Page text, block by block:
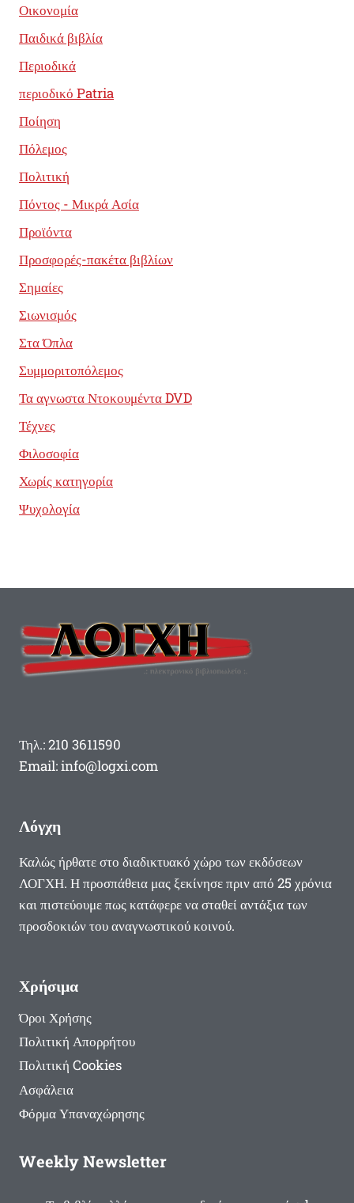
Οικονομία
Παιδικά βιβλία
Περιοδικά
περιοδικό Patria
Ποίηση
Πόλεμος
Πολιτική
Πόντος - Μικρά Ασία
Προϊόντα
Προσφορές-πακέτα βιβλίων
Σημαίες
Σιωνισμός
Στα Όπλα
Συμμοριτοπόλεμος
Τα αγνωστα Ντοκουμέντα DVD
Τέχνες
Φιλοσοφία
Χωρίς κατηγορία
Ψυχολογία
Τηλ.: 210 3611590
Email: info@logxi.com
Λόγχη
Καλώς ήρθατε στο διαδικτυακό χώρο των εκδόσεων
ΛΟΓΧΗ. Η προσπάθεια μας ξεκίνησε πριν από 25 χρόνια
και πιστεύουμε πως κατάφερε να σταθεί αντάξια των
προσδοκιών του αναγνωστικού κοινού.
Χρήσιμα
Όροι Χρήσης
Πολιτική Απορρήτου
Πολιτική Cookies
Ασφάλεια
Φόρμα Υπαναχώρησης
Weekly Newsletter